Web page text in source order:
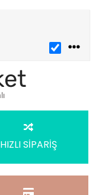
HIZLI SİPARİŞ